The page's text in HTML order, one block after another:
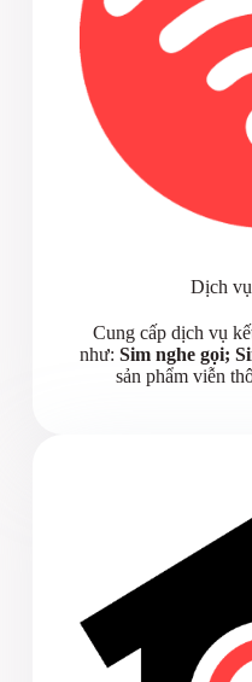
Dịch
Cung cấp dịch vụ
như:Sim nghe gọi;
sản phẩm viễn